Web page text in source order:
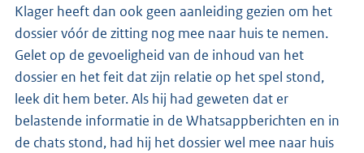
Klager heeft dan ook geen aanleiding gezien om het
dossier vóór de zitting nog mee naar huis te nemen.
Gelet op de gevoeligheid van de inhoud van het
dossier en het feit dat zijn relatie op het spel stond,
leek dit hem beter. Als hij had geweten dat er
belastende informatie in de Whatsappberichten en in
de chats stond, had hij het dossier wel mee naar huis